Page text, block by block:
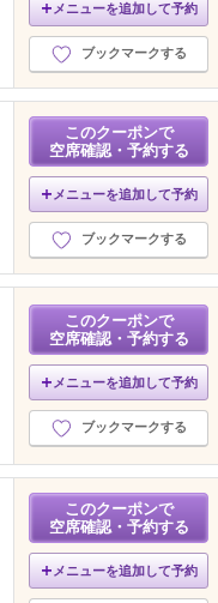
メニューを追加して予約
ブックマークする
このクーポンで
空席確認・予約する
メニューを追加して予約
ブックマークする
このクーポンで
空席確認・予約する
メニューを追加して予約
ブックマークする
このクーポンで
空席確認・予約する
メニューを追加して予約